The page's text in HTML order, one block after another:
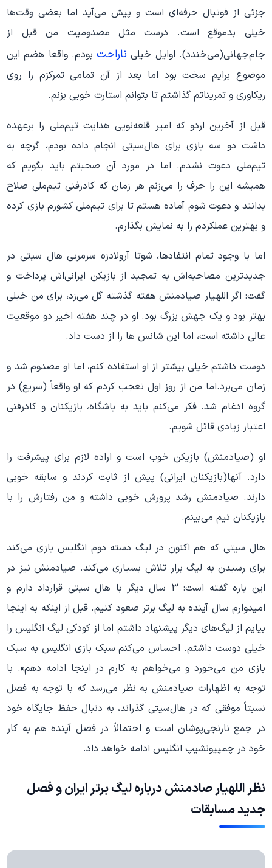
جزئی از فوتبال حرفه‌ای است و پیش می‌آید اما بعضی وقت‌ها
خیلی بدموقع است. درست مثل مصدومیت من قبل از
جام‌جهانی(می‌خندد). اوایل خیلی ناراحتبودم. واقعا هضم این
موضوع برایم سخت بود اما بعد از آن تمامی تمرکزم را روی
ریکاوری و تمریناتم گذاشتم تا بتوانم استارت خوبی بزنم.
قبل از آخرین اردو که امیر قلعه‌نویی هدایت تیم‌ملی را برعهده
داشت دو سه بازی برای هال‌سیتی انجام داده بودم، گرچه به
تیم‌ملی دعوت نشدم. اما در مورد آن صحبتم باید بگویم که
همیشه این را حرف را می‌زنم هر زمان که کادرفنی تیم‌ملی صلاح
بدانند و دعوت شوم آماده هستم تا برای تیم‌ملی کشورم بازی کرده
و بهترین عملکردم را به نمایش بگذارم.
اما با وجود تمام انتفادها، شوتا آرولادزه سرمربی هال سیتی در
جدیدترین مصاحبه‌اش به تمجید از بازیکن ایرانی‌اش پرداخت و
گفت: اگر اللهیار صیادمنش هفته گذشته گل می‌زد، برای من خیلی
بهتر بود و یک جهش بزرگ بود. او در چند هفته اخیر دو موقعیت
عالی داشته است، اما این شانس ها را از دست داد.
دوست داشتم خیلی بیشتر از او استفاده کنم، اما او مصدوم شد و
زمان می‌برد.اما من از روز اول تعجب کردم که او واقعاً (سریع) در
گروه ادغام شد. فکر می‌کنم باید به باشگاه، بازیکنان و کادرفنی
اعتبار زیادی قائل شویم.
او (صیادمنش) بازیکن خوب است و اراده لازم برای پیشرفت را
دارد. آنها(بازیکنان ایرانی) پیش از ثابت کردند و سابقه خوبی
دارند. صیادمنش رشد پرورش خوبی داشته و من رفتارش را با
بازیکنان تیم می‌بینم.
هال سیتی که هم اکنون در لیگ دسته دوم انگلیس بازی می‌کند
برای رسیدن به لیگ برار تلاش بسیاری می‌کند. صیادمنش نیز در
این باره گفته است: 3 سال دیگر با هال سیتی قرارداد دارم و
امیدوارم سال آینده به لیگ برتر صعود کنیم. قبل از اینکه به اینجا
بیایم از لیگ‌های دیگر پیشنهاد داشتم اما از کودکی لیگ انگلیس را
خیلی دوست داشتم. احساس می‌کنم سبک بازی انگلیس به سبک
بازی من می‌خورد و می‌خواهم به کارم در اینجا ادامه دهم». با
توجه به اظهارات صیادمنش به نظر می‌رسد که با توجه به فصل
نسبتاً موفقی که در هال‌سیتی گذراند، به دنبال حفظ جایگاه خود
در جمع نارنجی‌پوشان است و احتمالاً در فصل آینده هم به کار
خود در چمپیونشیپ انگلیس ادامه خواهد داد.
نظر اللهیار صادمنش درباره لیگ برتر ایران و فصل
جدید مسابقات